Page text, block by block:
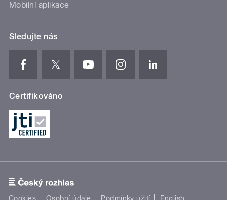
Mobilní aplikace
Sledujte nás
Certifikováno
Cookies Osobní údaje Podmínky užití English